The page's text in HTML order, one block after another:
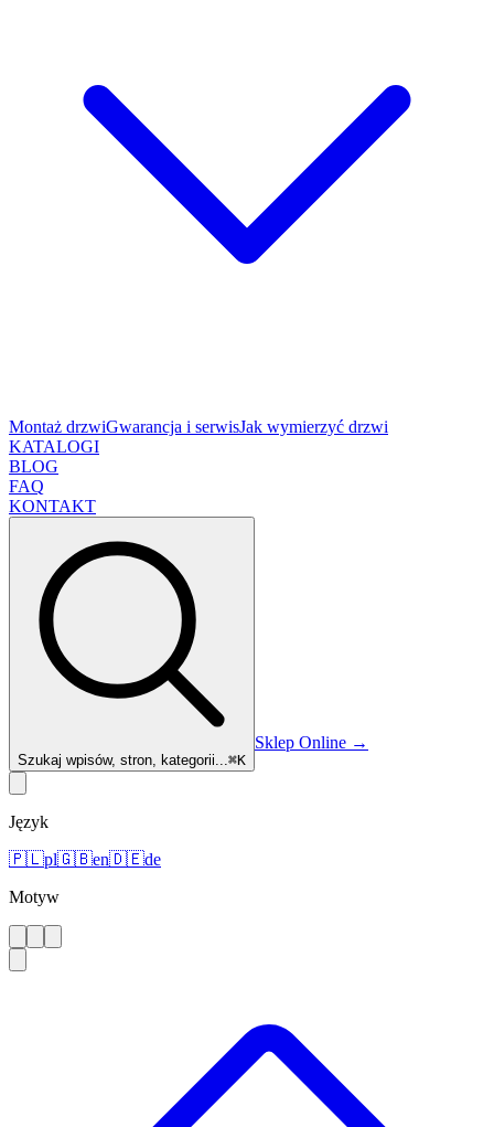
Montaż drzwiGwarancja i serwisJak wymierzyć drzwi
KATALOGI
BLOG
FAQ
KONTAKT
Szukaj wpisów, stron, kategorii...⌘K
Sklep Online →
Język
🇵🇱pl🇬🇧en🇩🇪de
Motyw